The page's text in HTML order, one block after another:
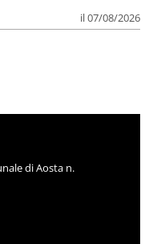
il 07/08/2026
di Aosta n.